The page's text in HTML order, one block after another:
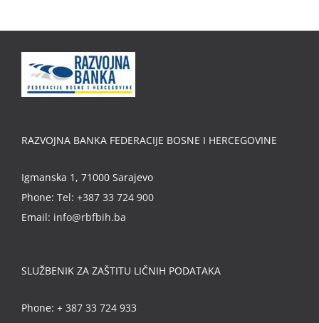
RAZVOJNA BANKA FEDERACIJE BOSNE I HERCEGOVINE
Igmanska 1, 71000 Sarajevo
Phone: Tel: +387 33 724 900
Email: info@rbfbih.ba
SLUŽBENIK ZA ZAŠTITU LIČNIH PODATAKA
Phone: + 387 33 724 933